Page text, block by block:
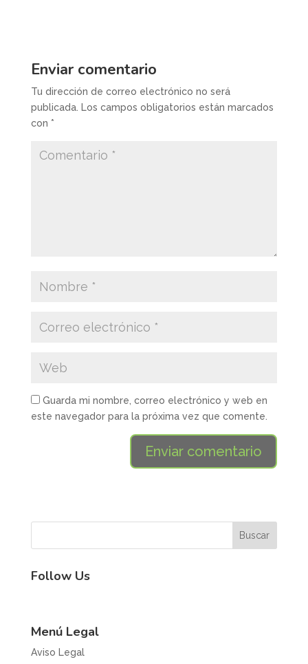
Enviar comentario
Tu dirección de correo electrónico no será
publicada. Los campos obligatorios están marcados
con *
Guarda mi nombre, correo electrónico y web en
este navegador para la próxima vez que comente.
Follow Us
Menú Legal
Aviso Legal